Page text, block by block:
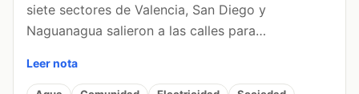
siete sectores de Valencia, San Diego y
Naguanagua salieron a las calles para…
Leer nota